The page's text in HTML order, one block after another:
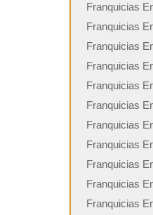
Franquicias
Franquicias
Franquicias
Franquicias
Franquicias
Franquicias
Franquicias
Franquicias
Franquicias
Franquicias
Franquicias